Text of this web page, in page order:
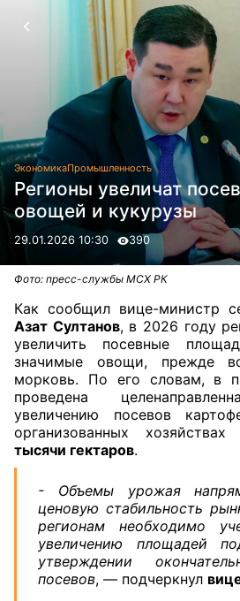
ЭкономикаПромышленность
Регионы увеличат
овощей и кукурузы
29.01.2026 10:30 390
Фото: пресс-службы МСХ РК
Как сообщил вице-министр
Азат Султанов, в 2026 году
увеличить посевные
значимые овощи, прежде
морковь. По его словам, в
проведена
увеличению посевов
организованных
тысячи гектаров.
- Объемы урожая
ценовую стабильность
регионам необходимо
увеличению площадей
утверждении
посевов, — подчеркнул